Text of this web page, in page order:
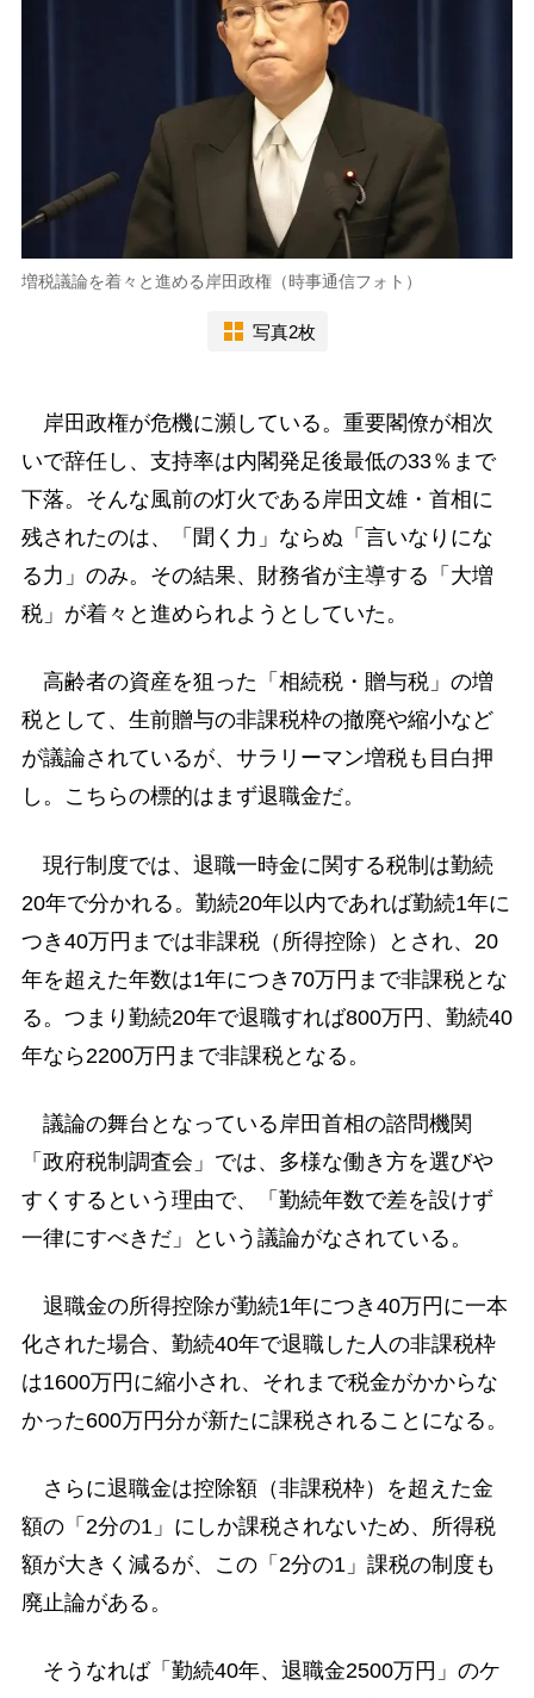
増税議論を着々と進める岸田政権（時事通信フォト）
写真2枚
岸田政権が危機に瀕している。重要閣僚が相次
いで辞任し、支持率は内閣発足後最低の33％まで
下落。そんな風前の灯火である岸田文雄・首相に
残されたのは、「聞く力」ならぬ「言いなりにな
る力」のみ。その結果、財務省が主導する「大増
税」が着々と進められようとしていた。
高齢者の資産を狙った「相続税・贈与税」の増
税として、生前贈与の非課税枠の撤廃や縮小など
が議論されているが、サラリーマン増税も目白押
し。こちらの標的はまず退職金だ。
現行制度では、退職一時金に関する税制は勤続
20年で分かれる。勤続20年以内であれば勤続1年に
つき40万円までは非課税（所得控除）とされ、20
年を超えた年数は1年につき70万円まで非課税とな
る。つまり勤続20年で退職すれば800万円、勤続40
年なら2200万円まで非課税となる。
議論の舞台となっている岸田首相の諮問機関
「政府税制調査会」では、多様な働き方を選びや
すくするという理由で、「勤続年数で差を設けず
一律にすべきだ」という議論がなされている。
退職金の所得控除が勤続1年につき40万円に一本
化された場合、勤続40年で退職した人の非課税枠
は1600万円に縮小され、それまで税金がかからな
かった600万円分が新たに課税されることになる。
さらに退職金は控除額（非課税枠）を超えた金
額の「2分の1」にしか課税されないため、所得税
額が大きく減るが、この「2分の1」課税の制度も
廃止論がある。
そうなれば「勤続40年、退職金2500万円」のケ